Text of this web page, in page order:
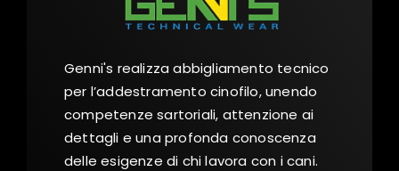
Genni's realizza abbigliamento tecnico
per l’addestramento cinofilo, unendo
competenze sartoriali, attenzione ai
dettagli e una profonda conoscenza
delle esigenze di chi lavora con i cani.